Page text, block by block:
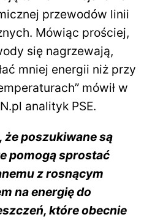
przewodów linii
Mówiąc prościej,
się nagrzewają,
mniej energii niż przy
mówił w
analityk PSE.
że poszukiwane są
pomogą sprostać
z rosnącym
na energię do
które obecnie